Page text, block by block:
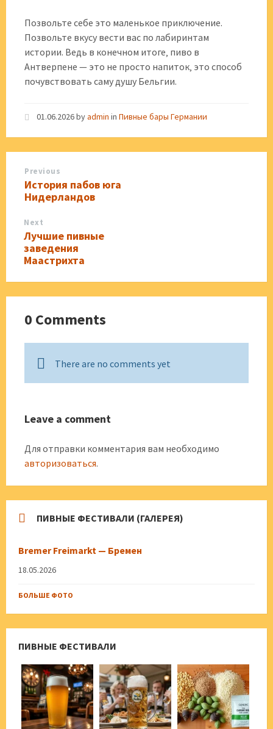
Позвольте себе это маленькое приключение.
Позвольте вкусу вести вас по лабиринтам
истории. Ведь в конечном итоге‚ пиво в
Антверпене — это не просто напиток‚ это способ
почувствовать саму душу Бельгии.
01.06.2026byadmin in Пивные бары Германии
Previous
История пабов юга
Нидерландов
Next
Лучшие пивные
заведения
Маастрихта
0 Comments
There are no comments yet
Leave a comment
Для отправки комментария вам необходимо
авторизоваться.
ПИВНЫЕ ФЕСТИВАЛИ (ГАЛЕРЕЯ)
Bremer Freimarkt — Бремен
18.05.2026
БОЛЬШЕ ФОТО
ПИВНЫЕ ФЕСТИВАЛИ